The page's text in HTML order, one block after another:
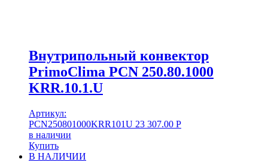
Внутрипольный конвектор
PrimoClima PCN 250.80.1000
KRR.10.1.U
Артикул:
PCN250801000KRR101U 23 307.00 Р
в наличии
Купить
В НАЛИЧИИ